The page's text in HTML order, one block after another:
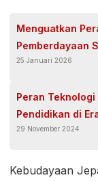
Menguatkan
Pemberdayaan
25 Januari 2026
Peran
Pendidikan di
29 November 2024
Kebudayaan